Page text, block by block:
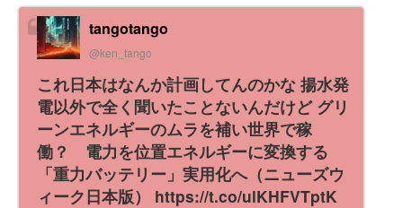
tangotango
@ken_tango
これ日本はなんか計画してんのかな 揚水発
電以外で全く聞いたことないんだけど グリ
ーンエネルギーのムラを補い世界で稼
働？ 電力を位置エネルギーに変換する
「重力バッテリー」実用化へ（ニューズウ
ィーク日本版） https://t.co/ulKHFVTptK